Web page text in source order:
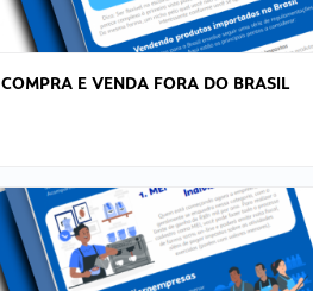
COMPRA E VENDA FORA DO BRASIL